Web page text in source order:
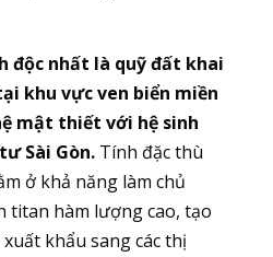
độc nhất là quỹ đất khai
khu vực ven biển miền
mật thiết với hệ sinh
Sài Gòn.Tính đặc thù
ở khả năng làm chủ
titan hàm lượng cao, tạo
khẩu sang các thị